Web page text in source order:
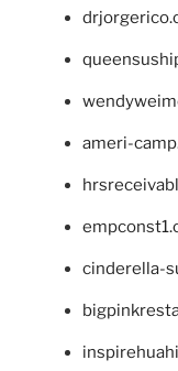
ameri-
cinderella-